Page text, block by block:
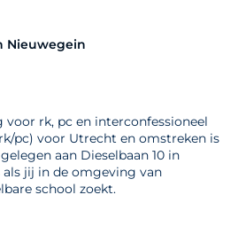
Nieuwegein
rk, pc en interconfessioneel
pc) voor Utrecht en omstreken is
aan Dieselbaan 10 in
als jij in de omgeving van
school zoekt.